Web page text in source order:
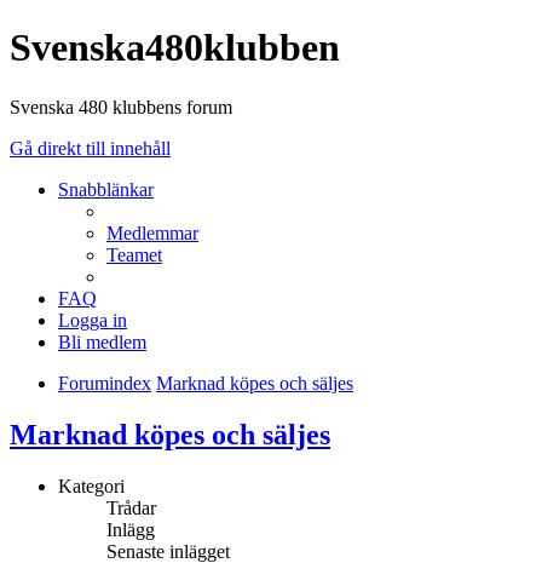
Svenska480klubben
Svenska 480 klubbens forum
Gå direkt till innehåll
Snabblänkar
Medlemmar
Teamet
FAQ
Logga in
Bli medlem
Forumindex Marknad köpes och säljes
Marknad köpes och säljes
Kategori
Trådar
Inlägg
Senaste inlägget